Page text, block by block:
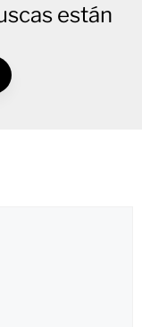
están